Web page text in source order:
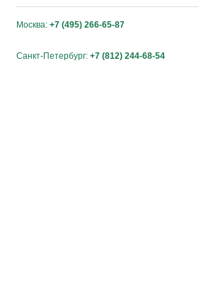
Москва: +7 (495) 266-65-87
Санкт-Петербург: +7 (812) 244-68-54